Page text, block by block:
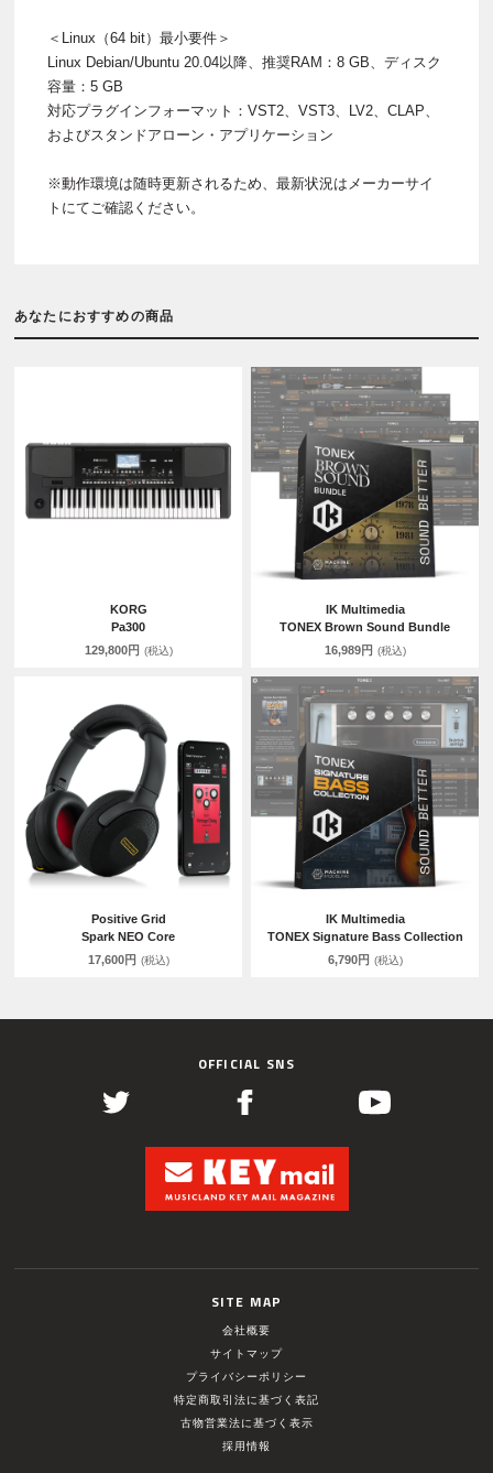
＜Linux（64 bit）最小要件＞
Linux Debian/Ubuntu 20.04以降、推奨RAM：8 GB、ディスク
容量：5 GB
対応プラグインフォーマット：VST2、VST3、LV2、CLAP、
およびスタンドアローン・アプリケーション
※動作環境は随時更新されるため、最新状況はメーカーサイ
トにてご確認ください。
あなたにおすすめの商品
KORG
Pa300
129,800円 (税込)
IK Multimedia
TONEX Brown Sound Bundle
16,989円 (税込)
Positive Grid
Spark NEO Core
17,600円 (税込)
IK Multimedia
TONEX Signature Bass Collection
6,790円 (税込)
OFFICIAL SNS
SITE MAP
会社概要
サイトマップ
プライバシーポリシー
特定商取引法に基づく表記
古物営業法に基づく表示
採用情報